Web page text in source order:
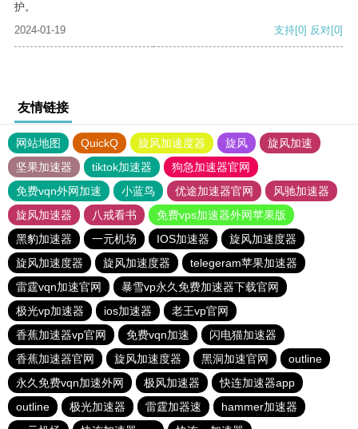
护。
2024-01-19
支持[0] 反对[0]
友情链接
网站地图 QuickQ 旋风加速度器 旋风
旋风加速
坚果加速器
tiktok加速器
狗急加速器官网
免费vqn外网加速
小蓝鸟 优途加速器官网
风驰加速器
旋风加速器
八戒看书
免费vps加速器外网苹果版
黑豹加速器
一元机场 IOS加速器
旋风加速度器
旋风加速度器
旋风加速度器
telegeram苹果加速器
雷霆vqn加速官网
暴雪vp永久免费加速器下载官网
极光vp加速器
ios加速器
老王vp官网
香蕉加速器vp官网
免费vqn加速
闪电猫加速器
香蕉加速器官网
旋风加速度器 黑洞加速官网
outline
永久免费vqn加速外网
极风加速器
快连加速器app
outline
极光加速器 雷霆加器速
hammer加速器